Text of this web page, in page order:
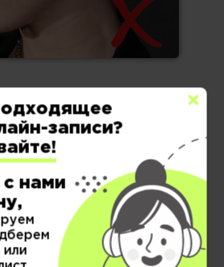
однозначным трендом для
волос была стрижка гаврош.
выбором звезды «Пиратов
Найтли, очень часто просили
актрисы. Но за бешеной
приходит усталость от
такая прическа уже однозначный
среди модных трендов –
также выглядит дерзко и
если имеет удлинение в верхней
разному укладывать эту
записи?
нами